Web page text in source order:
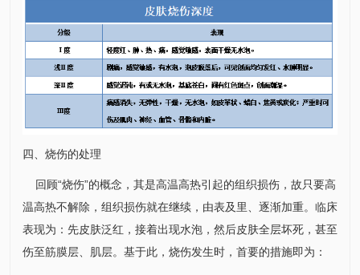
四、烧伤的处理
回顾“烧伤”的概念，其是高温高热引起的组织损伤，故只要高
温高热不解除，组织损伤就在继续，由表及里、逐渐加重。临床
表现为：先皮肤泛红，接着出现水泡，然后皮肤全层坏死，甚至
伤至筋膜层、肌层。基于此，烧伤发生时，首要的措施即为：